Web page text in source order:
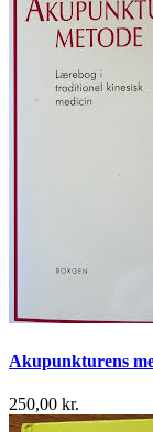
Akupunkturens
250,00 kr.